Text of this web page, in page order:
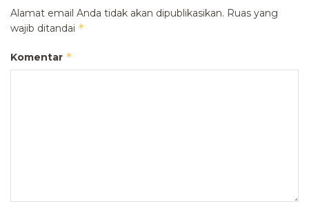
Alamat email Anda tidak akan dipublikasikan. Ruas yang
wajib ditandai *
Komentar *